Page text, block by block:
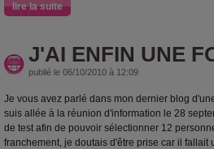
lire la suite
J'AI ENFIN UNE
publié le 06/10/2010 à 12:09
Je vous avez parlé dans mon dernier blog
suis allée à la réunion d'information le 28
de test afin de pouvoir sélectionner 12
franchement, je doutais d'être prise car il fallait